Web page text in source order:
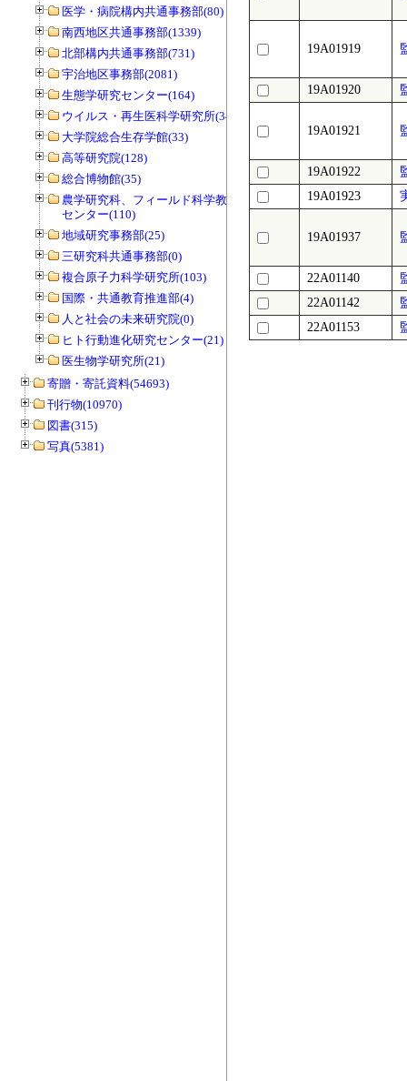
医学・病院構内共通事務部(80)
南西地区共通事務部(1339)
北部構内共通事務部(731)
宇治地区事務部(2081)
生態学研究センター(164)
ウイルス・再生医科学研究所(34)
大学院総合生存学館(33)
高等研究院(128)
総合博物館(35)
農学研究科、フィールド科学教育研究
センター(110)
地域研究事務部(25)
三研究科共通事務部(0)
複合原子力科学研究所(103)
国際・共通教育推進部(4)
人と社会の未来研究院(0)
ヒト行動進化研究センター(21)
医生物学研究所(21)
寄贈・寄託資料(54693)
刊行物(10970)
図書(315)
写真(5381)
19A01919
19A01920
19A01921
19A01922
19A01923
19A01937
22A01140
22A01142
22A01153